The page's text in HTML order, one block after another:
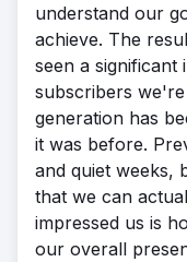
understand our
achieve. The
seen a
subscribers
generation has
it was before.
and quiet weeks,
that we can
impressed us is
our overall